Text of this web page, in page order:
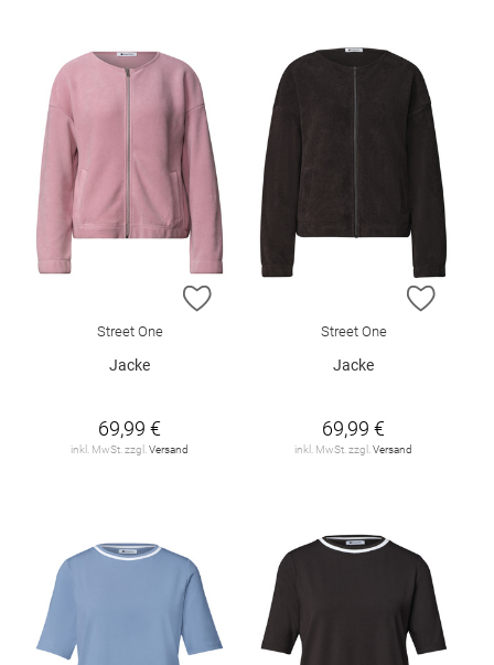
ZUR WUNSCHLISTE HINZUFÜGEN
Street One
Jacke
69,99 €
inkl. MwSt. zzgl.Versand
ZUR
Street One
Jacke
69,99 €
inkl. MwSt. zzgl.Versand